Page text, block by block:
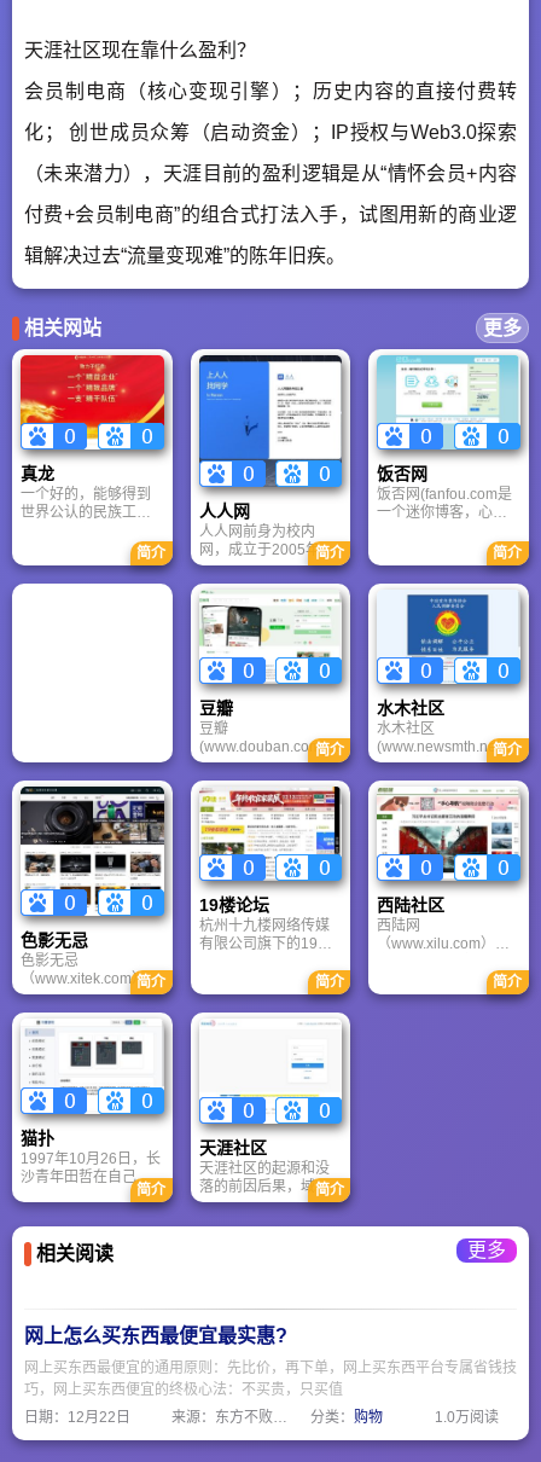
天涯社区现在靠什么盈利？
会员制电商（核心变现引擎）；历史内容的直接付费转
化； 创世成员众筹（启动资金）；IP授权与Web3.0探索
（未来潜力），天涯目前的盈利逻辑是从“情怀会员+内容
付费+会员制电商”的组合式打法入手，试图用新的商业逻
辑解决过去“流量变现难”的陈年旧疾。
相关网站 更多
真龙
一个好的，能够得到
世界公认的民族工业
上，应该能够代表本
民族的价值观，能比
较准确刻画出这个民
简介
人人网
人人网前身为校内
网，成立于2005年，
是中国最大的实名制
的SNS网络平台。 通
过每个人真实的人际
关系，满足各类用户
对社交、资讯、娱乐
等多方面的沟通需
求。
简介
饭否网
饭否网(fanfou.com是
一个迷你博客，心情
情随笔、灵感记录、
即时新闻，随时随地
记录和分享。饭否是
一个 140 字的迷你博
客。在这里，你可以
告诉大家你在做什
么，可以随便看看大
家都在做什么，也可
以关注一些有趣的
人。
简介
豆瓣
豆瓣
(www.douban.com)提
供图书、电影、音乐
唱片的推荐、评论和
价格比较，以及城市
独特的文化生活。不
管电视的娱乐编辑和
报纸的书评作家多么
公正和勤勉，他们的
帮助都不可能对所有
人同样有效。豆瓣不
针对任何特定的人
群，力图包纳百味。
巴人，豆瓣帮助你通
过你喜爱的东西找到
志同道合者，然后通
简介
水木社区
水木社区
(www.newsmth.net)由
北京明睿博信息技术
发展有限公司(Miracle
Tech,INC.)设立，水木
社区于2005年11月开
始运行。 水木社区提
供多样化的服务，以
及主要涵盖学术科
学、电脑技术、文化
人文、体育健身等领
域的知识和信息，获
得用户的支持和认
简介
色影无忌
色影无忌
（www.xitek.com）网
站创立于2000年1月
18日，是全球最大中
文影像生活门户，发
布最及时的影像和摄
影行业动态新闻和权
威的器材评测和产品
资讯，提供高质量的
摄影作品发布，摄影
技巧交流与分享，拥
有活跃度极高的摄影
论坛，全球最完整的
器材库，摄影器材购
买和交易平台，以及
汽车、旅游、音响等
影像生活内容。
简介
19楼论坛
杭州十九楼网络传媒
有限公司旗下的19楼
（www.19Lou.com）
是中国最大的城市生
活社区网站，中国最
络媒体之一。经过多
年发展，19楼空间已
网社区、中国十大媒
体网站、“2009年度中
国社交类网站、生活
服务类网站”双十强、
浙江第一论坛、杭州
品牌30强。
简介
西陆社区
西陆网
（www.xilu.com）是
站， 以“为大国之崛
起”为己任，汇集权威
简介
猫扑
1997年10月26日，长
沙青年田哲在自己生
日第二天用自己的网
名创建了名为MOP的
BBS，MOP的域名为
www.Mop.yeah.net，
用的是163提供的免费
创建时间指向为10月
25日，于是人们还是
把10月25日定为了
MOP生日。
简介
天涯社区
天涯社区的起源和没
落的前因后果，域名
www.tiany.cn无法使用
的原因和现在运营的
简介
相关阅读 更多
网上怎么买东西最便宜最实惠?
网上买东西最便宜的通用原则：先比价，再下单，网上买东西平台专属省钱技
巧，网上买东西便宜的终极心法：不买贵，只买值
日期： 12月22日 来源：东方不败网址大全 分类： 购物 1.0万阅读